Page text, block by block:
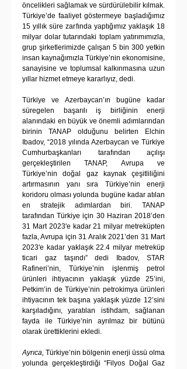
öncelikleri sağlamak ve sürdürülebilir kılmak.
Türkiye’de faaliyet göstermeye başladığımız
15 yıllık süre zarfında yaptığımız yaklaşık 18
milyar dolar tutarındaki toplam yatırımımızla,
grup şirketlerimizde çalışan 5 bin 300 yetkin
insan kaynağımızla Türkiye’nin ekonomisine,
sanayisine ve toplumsal kalkınmasına uzun
yıllar hizmet etmeye kararlıyız, dedi.
Türkiye ve Azerbaycan’ın bugüne kadar
süregelen başarılı iş birliğinin enerji
alanındaki en büyük ve önemli adımlarından
birinin TANAP olduğunu belirten Elchin
Ibadov, “2018 yılında Azerbaycan ve Türkiye
Cumhurbaşkanları tarafından açılışı
gerçekleştirilen TANAP, Avrupa ve
Türkiye’nin doğal gaz kaynak çeşitliliğini
artırmasının yanı sıra Türkiye’nin enerji
koridoru olması yolunda bugüne kadar atılan
en stratejik adımlardan biri. TANAP
tarafından Türkiye için 30 Haziran 2018’den
31 Mart 2023'e kadar 21 milyar metreküpten
fazla, Avrupa için 31 Aralık 2021’den 31 Mart
2023'e kadar yaklaşık 22.4 milyar metreküp
ticari gaz taşındı” dedi Ibadov, STAR
Rafineri’nin, Türkiye’nin işlenmiş petrol
ürünleri ihtiyacının yaklaşık yüzde 25’ini,
Petkim’in de Türkiye’nin petrokimya ürünleri
ihtiyacının tek başına yaklaşık yüzde 12’sini
karşıladığını, yaratılan istihdam, sağlanan
fayda ile Türkiye’nin ayrılmaz bir bütünü
olarak ürettiklerini ekledi.
Ayrıca, Türkiye’nin bölgenin enerji üssü olma
yolunda gerçekleştirdiği “Filyos Doğal Gaz